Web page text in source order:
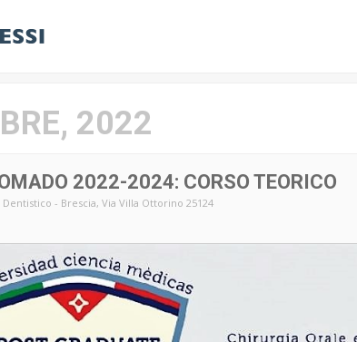
2022
2022-2024: CORSO TEORICO
Dentistico - Brescia, Via Villa Ottorino 25124